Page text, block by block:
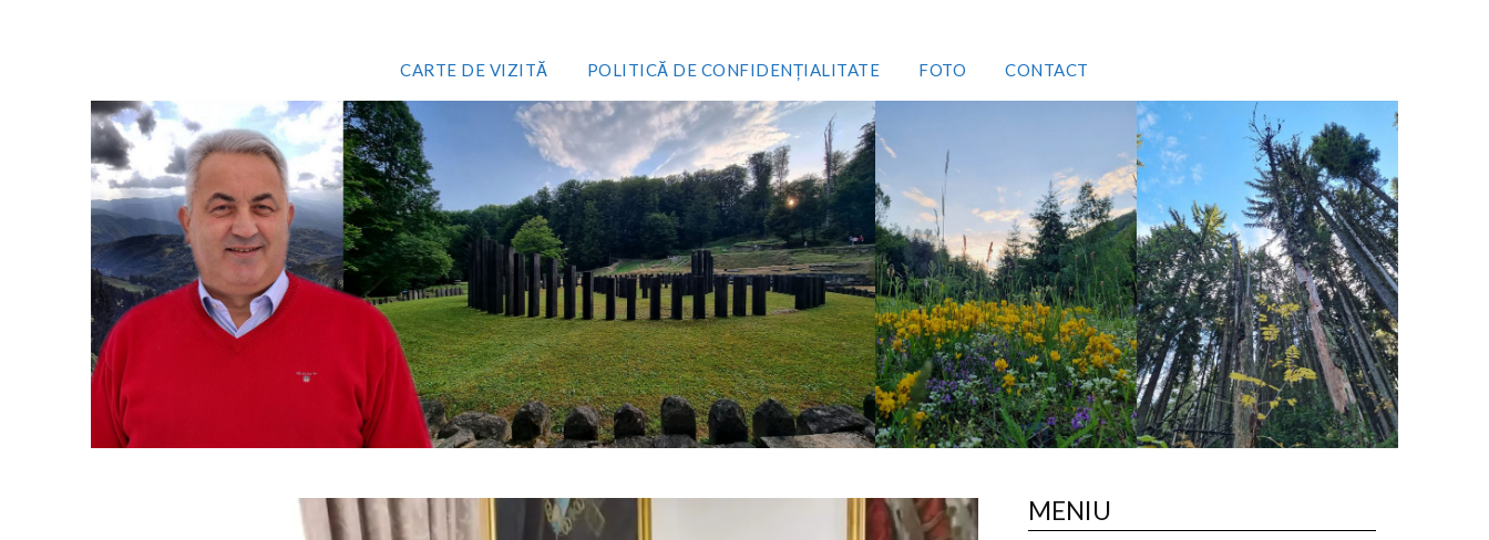
CARTE DE VIZITĂ POLITICĂ DE CONFIDENȚIALITATE FOTO CONTACT
MENIU